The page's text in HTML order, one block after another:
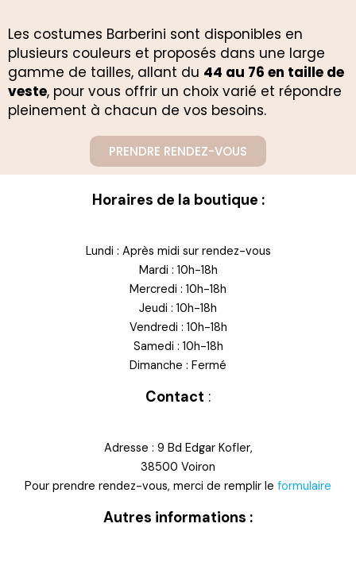
Les costumes Barberini sont disponibles en
plusieurs couleurs et proposés dans une large
gamme de tailles, allant du 44 au 76 en taille de
veste, pour vous offrir un choix varié et répondre
pleinement à chacun de vos besoins.
PRENDRE RENDEZ-VOUS
Horaires de la boutique :
Lundi : Après midi sur rendez-vous
Mardi : 10h-18h
Mercredi : 10h-18h
Jeudi : 10h-18h
Vendredi : 10h-18h
Samedi : 10h-18h
Dimanche : Fermé
Contact :
Adresse : 9 Bd Edgar Kofler,
38500 Voiron
Pour prendre rendez-vous, merci de remplir le formulaire
Autres informations :